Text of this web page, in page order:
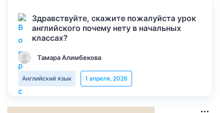
Здравствуйте, скажите пожалуйста урок
английского почему нету в начальных
классах?
Тамара Алимбекова
Английский язык 1 апреля, 2026